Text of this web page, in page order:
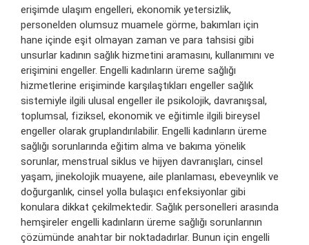
erişimde ulaşım engelleri, ekonomik yetersizlik,
personelden olumsuz muamele görme, bakımları için
hane içinde eşit olmayan zaman ve para tahsisi gibi
unsurlar kadının sağlık hizmetini aramasını, kullanımını ve
erişimini engeller. Engelli kadınların üreme sağlığı
hizmetlerine erişiminde karşılaştıkları engeller sağlık
sistemiyle ilgili ulusal engeller ile psikolojik, davranışsal,
toplumsal, fiziksel, ekonomik ve eğitimle ilgili bireysel
engeller olarak gruplandırılabilir. Engelli kadınların üreme
sağlığı sorunlarında eğitim alma ve bakıma yönelik
sorunlar, menstrual siklus ve hijyen davranışları, cinsel
yaşam, jinekolojik muayene, aile planlaması, ebeveynlik ve
doğurganlık, cinsel yolla bulaşıcı enfeksiyonlar gibi
konulara dikkat çekilmektedir. Sağlık personelleri arasında
hemşireler engelli kadınların üreme sağlığı sorunlarının
çözümünde anahtar bir noktadadırlar. Bunun için engelli